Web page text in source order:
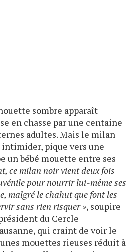
sombre apparaît
en chasse par une centaine
adultes. Mais le milan
intimider, pique vers une
un bébé mouette entre ses
ce milan noir vient deux fois
pour nourrir lui-même ses
malgré le chahut que font les
sans rien risquer », soupire
du Cercle
qui craint de voir le
mouettes rieuses réduit à